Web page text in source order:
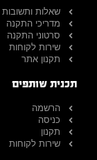
שאלות ותשובות
מדריכי התקנה
סרטוני התקנה
שירות לקוחות
תקנון אתר
תכנית שותפים
הרשמה
כניסה
תקנון
שירות לקוחות